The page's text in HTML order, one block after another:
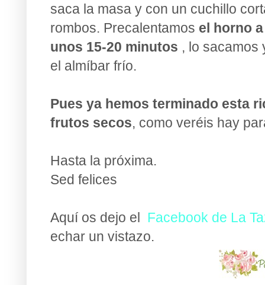
saca la masa y con un cuchillo
rombos. Precalentamos el horno
unos 15-20 minutos , lo sacamos
el almíbar frío.
Pues ya hemos terminado esta
frutos secos, como veréis hay
Hasta la próxima.
Sed felices
Aquí os dejo el Facebook de La
echar un vistazo.